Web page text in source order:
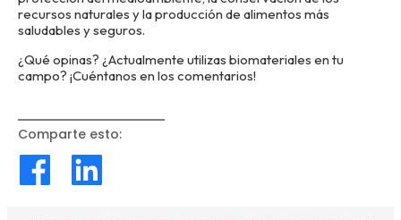
recursos naturales y la producción de alimentos más
saludables y seguros.
¿Qué opinas? ¿Actualmente utilizas biomateriales en tu
campo? ¡Cuéntanos en los comentarios!
Comparte esto: